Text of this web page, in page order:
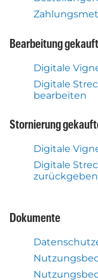
Bearbeitung
Digitale
Digitale
bearbeiten
Stornierung
Digitale
Digitale
zurückgeben
Dokumente